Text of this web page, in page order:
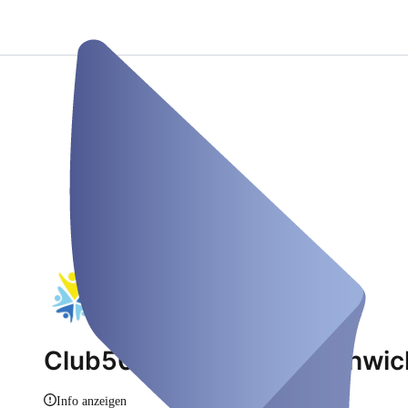
Club50plus Oer-
Info anzeigen